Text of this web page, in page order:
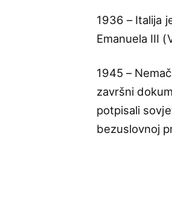
1936 – Italija
Emanuela III
1945 –
završni
potpisali
bezuslovnoj